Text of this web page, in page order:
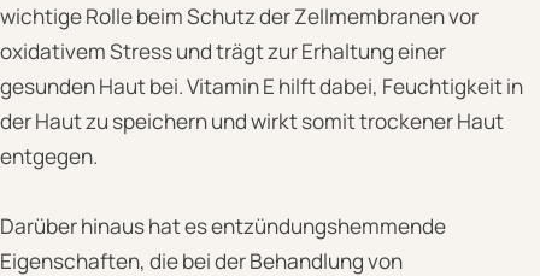
wichtige Rolle beim Schutz der Zellmembranen vor
oxidativem Stress und trägt zur Erhaltung einer
gesunden Haut bei. Vitamin E hilft dabei, Feuchtigkeit in
der Haut zu speichern und wirkt somit trockener Haut
entgegen.
Darüber hinaus hat es entzündungshemmende
Eigenschaften, die bei der Behandlung von